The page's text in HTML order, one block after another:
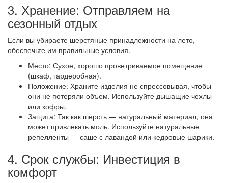
3. Хранение: Отправляем на
сезонный отдых
Если вы убираете шерстяные принадлежности на лето,
обеспечьте им правильные условия.
Место: Сухое, хорошо проветриваемое помещение
(шкаф, гардеробная).
Положение: Храните изделия не спрессовывая, чтобы
они не потеряли объем. Используйте дышащие чехлы
или кофры.
Защита: Так как шерсть — натуральный материал, она
может привлекать моль. Используйте натуральные
репелленты — саше с лавандой или кедровые шарики.
4. Срок службы: Инвестиция в
комфорт